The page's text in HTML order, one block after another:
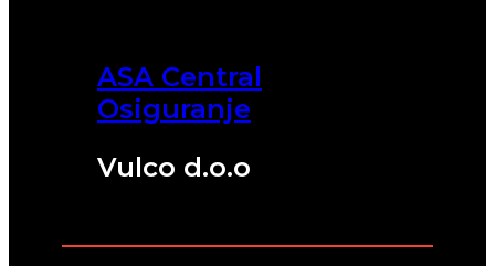
ASA Central
Osiguranje
Vulco d.o.o